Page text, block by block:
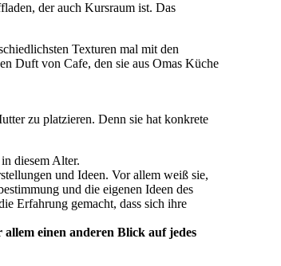
der auch Kursraum ist. Das
Texturen mal mit den
Duft von Cafe, den sie aus Omas Küche
zu platzieren. Denn sie hat konkrete
diesem Alter.
und Ideen. Vor allem weiß sie,
und die eigenen Ideen des
Erfahrung gemacht, dass sich ihre
einen anderen Blick auf jedes